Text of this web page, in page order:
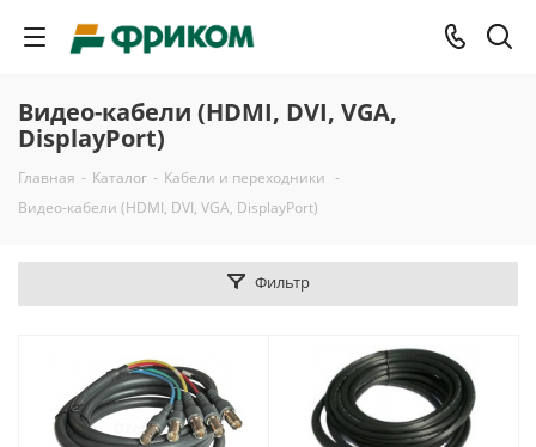
Видео-кабели (HDMI, DVI, VGA,
DisplayPort)
Главная - Каталог - Кабели и переходники -
Видео-кабели (HDMI, DVI, VGA, DisplayPort)
Фильтр